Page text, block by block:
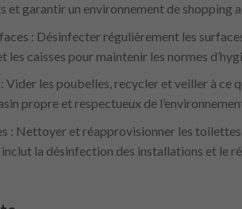
et garantir un environnement de shopping
: Désinfecter régulièrement les
les caisses pour maintenir les normes
Vider les poubelles, recycler et veiller à
propre et respectueux de
: Nettoyer et réapprovisionner les toilettes
la désinfection des installations et le